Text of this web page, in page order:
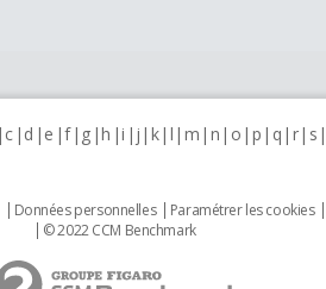
c d e f g h i j k l m n o p q r s
Données personnelles Paramétrer les cookies
© 2022 CCM Benchmark